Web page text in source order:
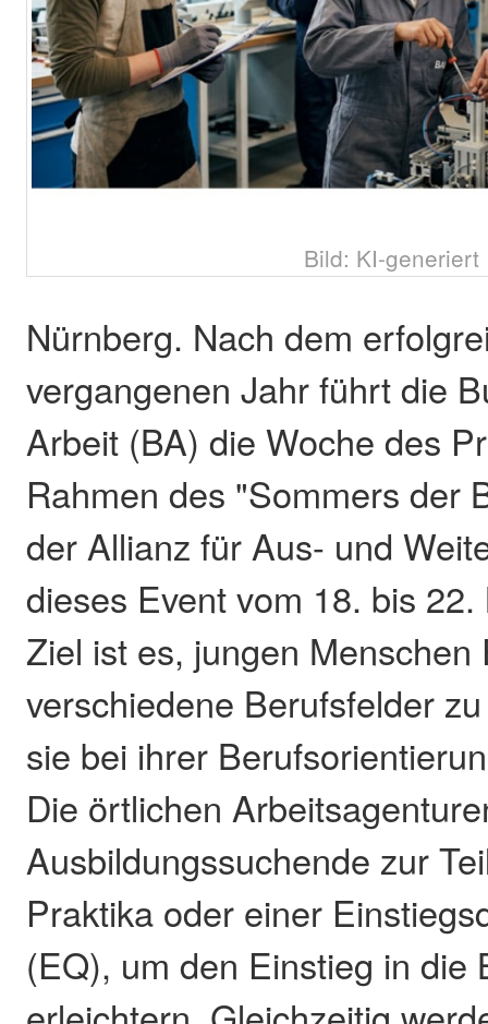
Bild: KI-generiert
Nürnberg. Nach dem
vergangenen Jahr führt die
Arbeit (BA) die Woche des
Rahmen des "Sommers der
der Allianz für Aus- und
dieses Event vom 18. bis
Ziel ist es, jungen Menschen
verschiedene Berufsfelder
sie bei ihrer
Die örtlichen
Ausbildungssuchende zur
Praktika oder einer
(EQ), um den Einstieg in die